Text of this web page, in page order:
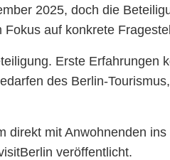
2025, doch die
auf konkrete
Erste Erfahrungen
des Berlin-
mit Anwohnenden
veröffentlicht.